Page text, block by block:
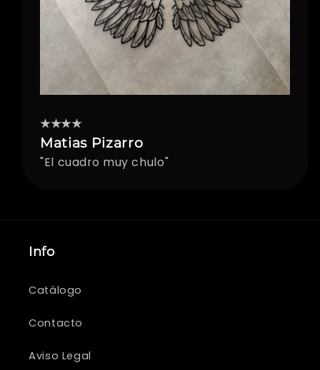
★★★★
Matias Pizarro
"El cuadro muy chulo"
Info
Catálogo
Contacto
Aviso Legal